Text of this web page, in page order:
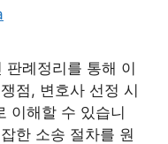
판례정리를 통해 이
점, 변호사 선정 시
이해할 수 있습니
한 소송 절차를 원